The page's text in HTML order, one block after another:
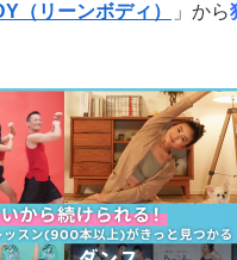
（リーンボディ） 」から